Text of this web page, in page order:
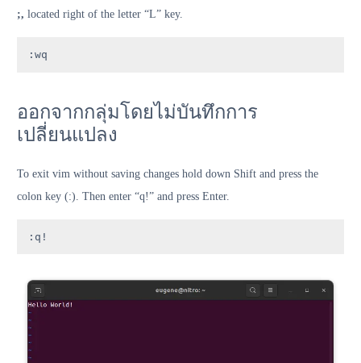
;, located right of the letter “L” key.
:wq
ออกจากกลุ่มโดยไม่บันทึกการ
เปลี่ยนแปลง
To exit vim without saving changes hold down Shift and press the
colon key (:). Then enter “q!” and press Enter.
:q!